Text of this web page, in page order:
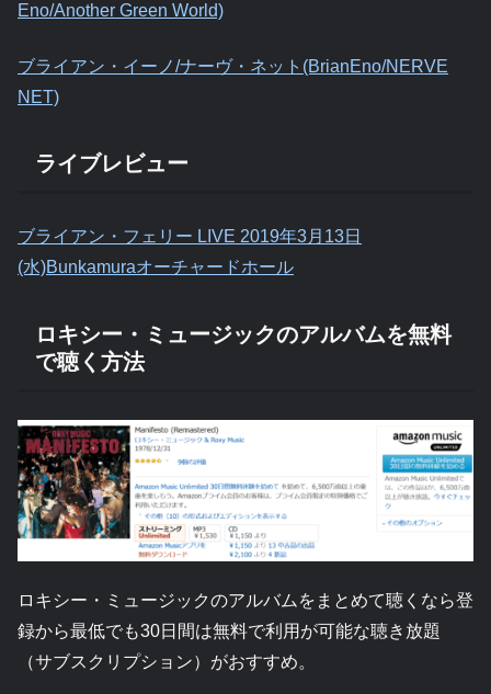
Eno/Another Green World)
ブライアン・イーノ/ナーヴ・ネット(BrianEno/NERVE
NET)
ライブレビュー
ブライアン・フェリー LIVE 2019年3月13日
(水)Bunkamuraオーチャードホール
ロキシー・ミュージックのアルバムを無料
で聴く方法
ロキシー・ミュージックのアルバムをまとめて聴くなら登
録から最低でも30日間は無料で利用が可能な聴き放題
（サブスクリプション）がおすすめ。